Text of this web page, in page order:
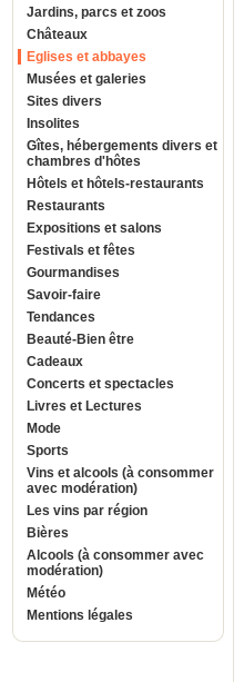
Jardins, parcs et zoos
Châteaux
Eglises et abbayes
Musées et galeries
Sites divers
Insolites
Gîtes, hébergements divers et
chambres d'hôtes
Hôtels et hôtels-restaurants
Restaurants
Expositions et salons
Festivals et fêtes
Gourmandises
Savoir-faire
Tendances
Beauté-Bien être
Cadeaux
Concerts et spectacles
Livres et Lectures
Mode
Sports
Vins et alcools (à consommer
avec modération)
Les vins par région
Bières
Alcools (à consommer avec
modération)
Météo
Mentions légales